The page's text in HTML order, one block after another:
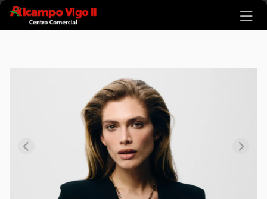
Ir al contenido principal